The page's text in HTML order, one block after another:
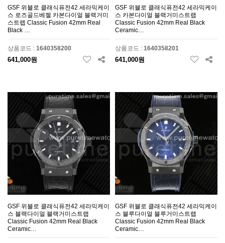
GSF 위블로 클래식퓨전42 세라믹케이
스 로즈골드베젤 카본다이얼 블랙거미
스트랩 Classic Fusion 42mm Real
Black …
상품코드 : 1640358200
641,000원
GSF 위블로 클래식퓨전42 세라믹케이
스 카본다이얼 블랙거미스트랩
Classic Fusion 42mm Real Black
Ceramic…
상품코드 : 1640358201
641,000원
GSF 위블로 클래식퓨전42 세라믹케이
스 블랙다이얼 블랙거미스트랩
Classic Fusion 42mm Real Black
Ceramic…
GSF 위블로 클래식퓨전42 세라믹케이
스 블루다이얼 블루거미스트랩
Classic Fusion 42mm Real Black
Ceramic…